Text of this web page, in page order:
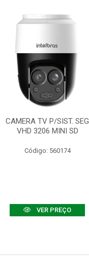
CAMERA TV P/SIST. SEG
VHD 3206 MINI SD
Código: 560174
VER PREÇO